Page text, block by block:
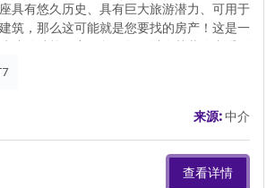
具有悠久历史、具有巨大旅游潜力、可用于
筑，那么这可能就是您要找的房产！这是一
内和室外的瓷砖面板，它们经久不衰！这栋
车库和另一个可容纳 10 多辆汽车的车库、
业空间（以前的五金店）和另一个同样面向
者都有服务卫生间），以及一个带果树和观
。面积方面（根据地籍和土地注册处的描
来源:中介
查看详情